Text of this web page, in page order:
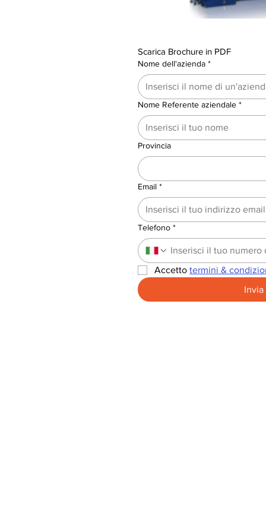
Scarica Brochure in PDF
Nome dell'azienda *
Nome Referente aziendale *
Provincia
Email *
Telefono *
Accetto termini &
Invia